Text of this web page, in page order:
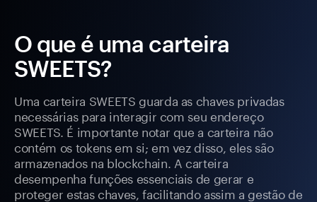
O que é uma carteira
SWEETS?
Uma carteira SWEETS guarda as chaves privadas
necessárias para interagir com seu endereço
SWEETS. É importante notar que a carteira não
contém os tokens em si; em vez disso, eles são
armazenados na blockchain. A carteira
desempenha funções essenciais de gerar e
proteger estas chaves, facilitando assim a gestão de